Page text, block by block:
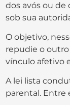
dos avós ou de
sob sua
O objetivo,
repudie o
vínculo afetivo
A lei lista
parental. Entre